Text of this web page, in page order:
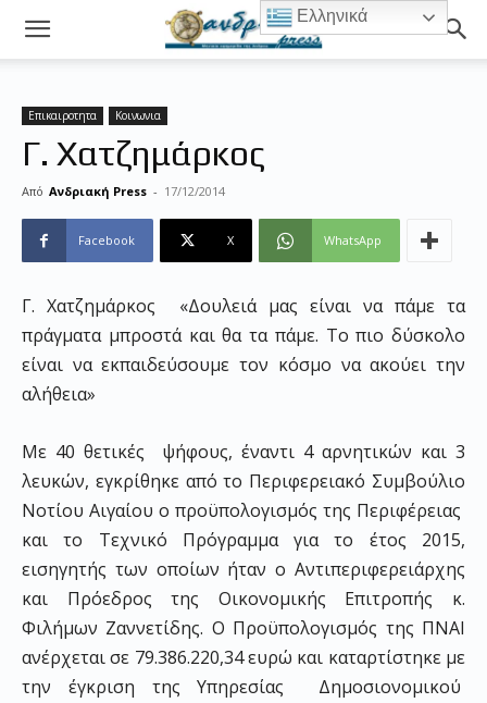
Επικαιροτητα Κοινωνια
Γ. Χατζημάρκος
Από Ανδριακή Press - 17/12/2014
Facebook X WhatsApp
Γ. Χατζημάρκος «Δουλειά μας είναι να πάμε τα
πράγματα μπροστά και θα τα πάμε. Το πιο δύσκολο
είναι να εκπαιδεύσουμε τον κόσμο να ακούει την
αλήθεια»
Με 40 θετικές ψήφους, έναντι 4 αρνητικών και 3
λευκών, εγκρίθηκε από το Περιφερειακό Συμβούλιο
Νοτίου Αιγαίου ο προϋπολογισμός της Περιφέρειας
και το Τεχνικό Πρόγραμμα για το έτος 2015,
εισηγητής των οποίων ήταν ο Αντιπεριφερειάρχης
και Πρόεδρος της Οικονομικής Επιτροπής κ.
Φιλήμων Ζαννετίδης. Ο Προϋπολογισμός της ΠΝΑΙ
ανέρχεται σε 79.386.220,34 ευρώ και καταρτίστηκε με
την έγκριση της Υπηρεσίας Δημοσιονομικού
Ελληνικά